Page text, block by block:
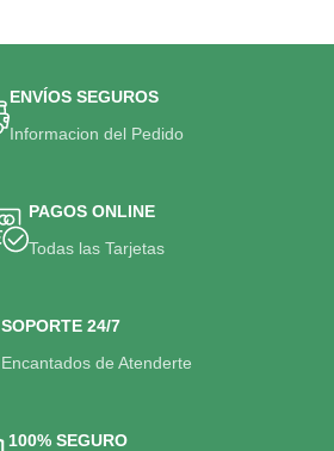
ENVÍOS SEGUROS
Informacion del Pedido
PAGOS ONLINE
Todas las Tarjetas
SOPORTE 24/7
Encantados de Atenderte
100% SEGURO